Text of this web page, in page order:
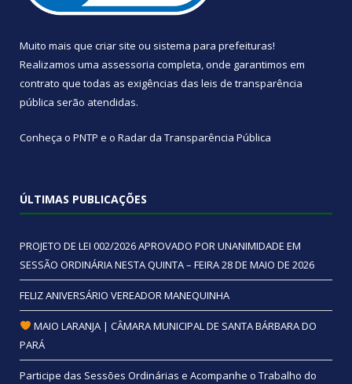
Muito mais que criar site ou sistema para prefeituras!
Realizamos uma assessoria completa, onde garantimos em
contrato que todas as exigências das leis de transparência
pública serão atendidas.
Conheça o PNTP e o Radar da Transparência Pública
ÚLTIMAS PUBLICAÇÕES
PROJETO DE LEI 002/2026 APROVADO POR UNANIMIDADE EM
SESSÃO ORDINÁRIA NESTA QUINTA – FEIRA 28 DE MAIO DE 2026
FELIZ ANIVERSÁRIO VEREADOR MANEQUINHA
MAIO LARANJA | CÂMARA MUNICIPAL DE SANTA BÁRBARA DO
PARÁ
Participe das Sessões Ordinárias e Acompanhe o Trabalho do